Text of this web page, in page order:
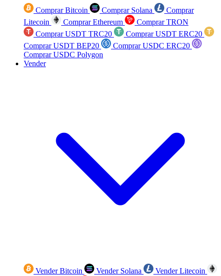
Comprar Bitcoin Comprar Solana
Comprar
Litecoin
Comprar Ethereum
Comprar TRON
Comprar USDT TRC20
Comprar USDT ERC20
Comprar USDT BEP20
Comprar USDC ERC20
Comprar USDC Polygon
Vender
Vender Bitcoin Vender Solana
Vender Litecoin